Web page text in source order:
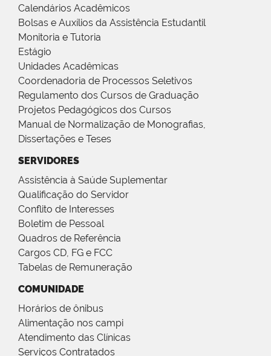
Calendários Acadêmicos
Bolsas e Auxílios da Assistência Estudantil
Monitoria e Tutoria
Estágio
Unidades Acadêmicas
Coordenadoria de Processos Seletivos
Regulamento dos Cursos de Graduação
Projetos Pedagógicos dos Cursos
Manual de Normalização de Monografias,
Dissertações e Teses
SERVIDORES
Assistência à Saúde Suplementar
Qualificação do Servidor
Conflito de Interesses
Boletim de Pessoal
Quadros de Referência
Cargos CD, FG e FCC
Tabelas de Remuneração
COMUNIDADE
Horários de ônibus
Alimentação nos campi
Atendimento das Clínicas
Serviços Contratados